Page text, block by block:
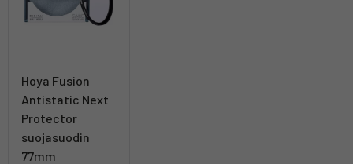
Hoya Fusion
Antistatic Next
Protector
suojasuodin
77mm